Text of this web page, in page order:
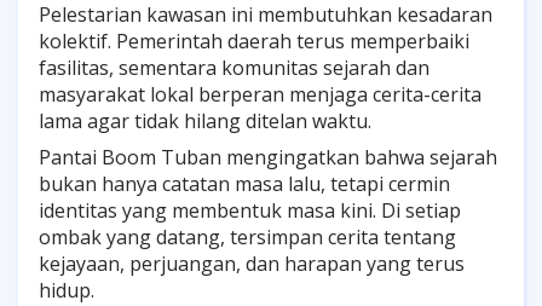
Pelestarian kawasan ini membutuhkan kesadaran
kolektif. Pemerintah daerah terus memperbaiki
fasilitas, sementara komunitas sejarah dan
masyarakat lokal berperan menjaga cerita-cerita
lama agar tidak hilang ditelan waktu.
Pantai Boom Tuban mengingatkan bahwa sejarah
bukan hanya catatan masa lalu, tetapi cermin
identitas yang membentuk masa kini. Di setiap
ombak yang datang, tersimpan cerita tentang
kejayaan, perjuangan, dan harapan yang terus
hidup.